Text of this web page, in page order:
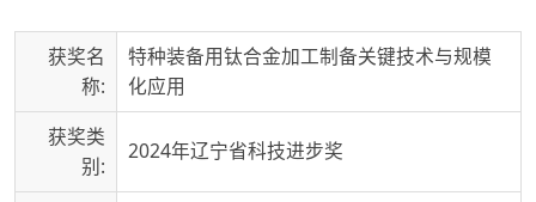
获奖名
称:
特种装备用钛合金加工制备关键技术与规模
化应用
获奖类
别:
2024年辽宁省科技进步奖